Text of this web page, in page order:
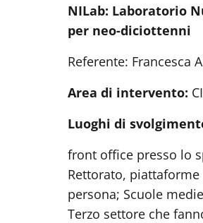
NILab: Laboratorio
per neo-diciottenni
Referente: Francesca
Area di intervento:
Luoghi di
front office presso lo
Rettorato,
persona; Scuole
Terzo settore che